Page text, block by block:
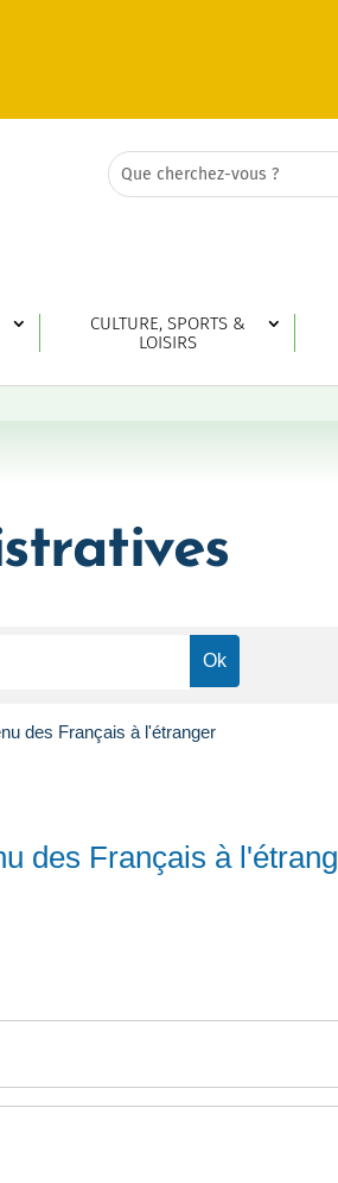
Rechercher:
Search
for...
CULTURE, SPORTS &
LOISIRS
des Français à l'étranger
des Français à